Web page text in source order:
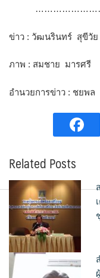
ข่าว : วัฒนรินทร์ สุขีวัย
ภาพ : สมชาย มารศรี
อำนวยการข่าว : ชยพล
Related Posts